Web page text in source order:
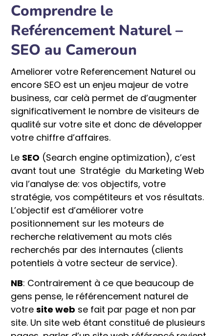
Comprendre le
Reférencement Naturel –
SEO au Cameroun
Ameliorer votre Referencement Naturel ou
encore SEO est un enjeu majeur de votre
business, car celà permet de d’augmenter
significativement le nombre de visiteurs de
qualité sur votre site et donc de développer
votre chiffre d’affaires.
Le SEO (Search engine optimization), c’est
avant tout une Stratégie du Marketing Web
via l’analyse de: vos objectifs, votre
stratégie, vos compétiteurs et vos résultats.
L’objectif est d’améliorer votre
positionnement sur les moteurs de
recherche relativement au mots clés
recherchés par des internautes (clients
potentiels à votre secteur de service).
NB: Contrairement à ce que beaucoup de
gens pense, le référencement naturel de
votresite web se fait par page et non par
site. Un site web étant constitué de plusieurs